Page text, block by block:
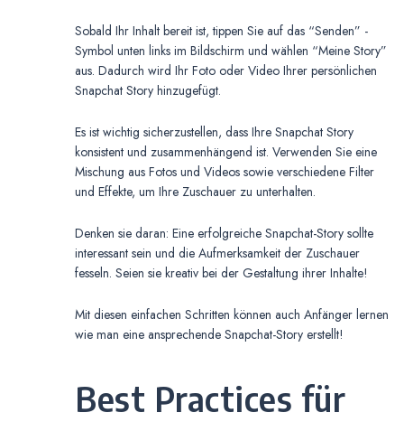
Sobald Ihr Inhalt bereit ist, tippen Sie auf das “Senden” -
Symbol unten links im Bildschirm und wählen “Meine Story”
aus. Dadurch wird Ihr Foto oder Video Ihrer persönlichen
Snapchat Story hinzugefügt.
Es ist wichtig sicherzustellen, dass Ihre Snapchat Story
konsistent und zusammenhängend ist. Verwenden Sie eine
Mischung aus Fotos und Videos sowie verschiedene Filter
und Effekte, um Ihre Zuschauer zu unterhalten.
Denken sie daran: Eine erfolgreiche Snapchat-Story sollte
interessant sein und die Aufmerksamkeit der Zuschauer
fesseln. Seien sie kreativ bei der Gestaltung ihrer Inhalte!
Mit diesen einfachen Schritten können auch Anfänger lernen
wie man eine ansprechende Snapchat-Story erstellt!
Best Practices für